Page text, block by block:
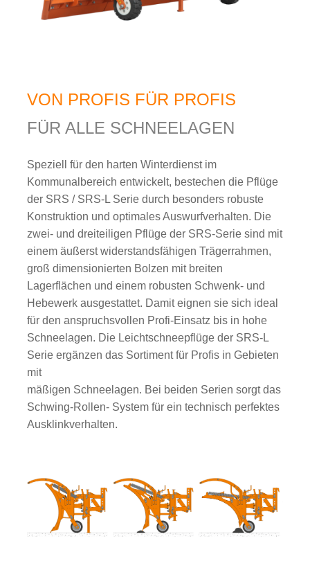
VON PROFIS FÜR PROFIS
FÜR ALLE SCHNEELAGEN
Speziell für den harten Winterdienst im
Kommunalbereich entwickelt, bestechen die Pflüge
der SRS / SRS-L Serie durch besonders robuste
Konstruktion und optimales Auswurfverhalten. Die
zwei- und dreiteiligen Pflüge der SRS-Serie sind mit
einem äußerst widerstandsfähigen Trägerrahmen,
groß dimensionierten Bolzen mit breiten
Lagerflächen und einem robusten Schwenk- und
Hebewerk ausgestattet. Damit eignen sie sich ideal
für den anspruchsvollen Profi-Einsatz bis in hohe
Schneelagen. Die Leichtschneepflüge der SRS-L
Serie ergänzen das Sortiment für Profis in Gebieten
mit
mäßigen Schneelagen. Bei beiden Serien sorgt das
Schwing-Rollen- System für ein technisch perfektes
Ausklinkverhalten.